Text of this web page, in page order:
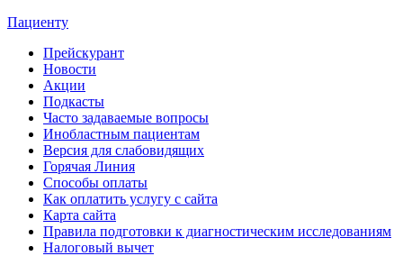
Пациенту
Прейскурант
Новости
Акции
Подкасты
Часто задаваемые вопросы
Инобластным пациентам
Версия для слабовидящих
Горячая Линия
Способы оплаты
Как оплатить услугу с сайта
Карта сайта
Правила подготовки к диагностическим исследованиям
Налоговый вычет